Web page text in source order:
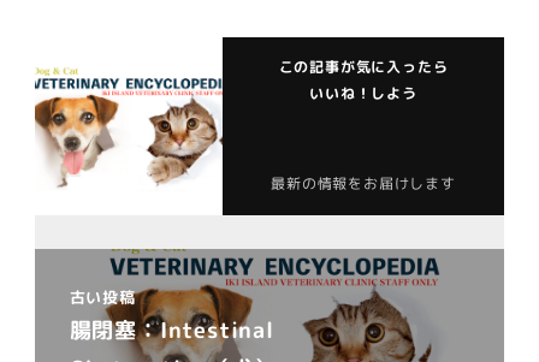
この記事が気に入ったら
いいね！しよう
最新の情報をお届けします
古い投稿
腸閉塞：Intestinal